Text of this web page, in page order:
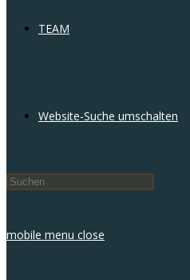
TEAM
Website-Suche umschalten
mobile menu close